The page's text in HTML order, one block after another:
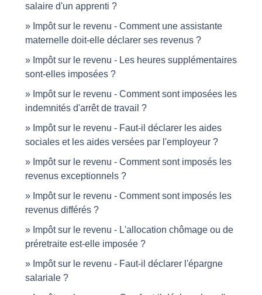
salaire d'un apprenti ?
Impôt sur le revenu - Comment une assistante
maternelle doit-elle déclarer ses revenus ?
Impôt sur le revenu - Les heures supplémentaires
sont-elles imposées ?
Impôt sur le revenu - Comment sont imposées les
indemnités d'arrêt de travail ?
Impôt sur le revenu - Faut-il déclarer les aides
sociales et les aides versées par l'employeur ?
Impôt sur le revenu - Comment sont imposés les
revenus exceptionnels ?
Impôt sur le revenu - Comment sont imposés les
revenus différés ?
Impôt sur le revenu - L'allocation chômage ou de
préretraite est-elle imposée ?
Impôt sur le revenu - Faut-il déclarer l'épargne
salariale ?